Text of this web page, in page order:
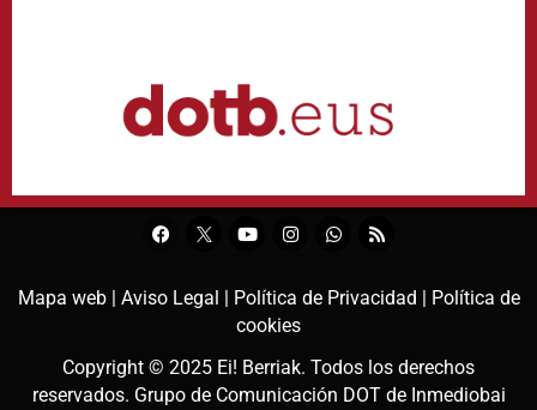
Mapa web | Aviso Legal | Política de Privacidad |
Política de
cookies
Copyright © 2025 Ei! Berriak. Todos los derechos
reservados. Grupo de Comunicación DOT de Inmediobai